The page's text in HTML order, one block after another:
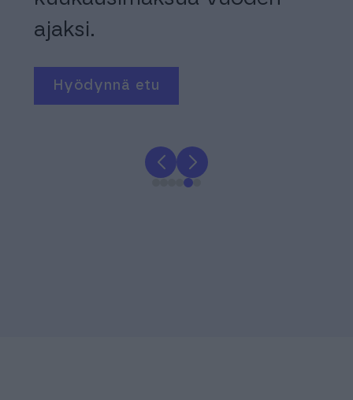
ajaksi.
Hyödynnä etu